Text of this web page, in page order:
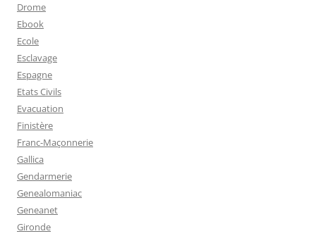
Drome
Ebook
Ecole
Esclavage
Espagne
Etats Civils
Evacuation
Finistère
Franc-Maçonnerie
Gallica
Gendarmerie
Genealomaniac
Geneanet
Gironde